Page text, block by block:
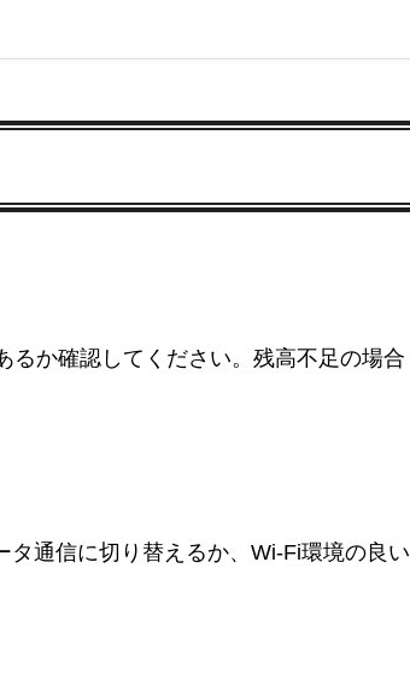
るか確認してください。残高不足の場合
通信に切り替えるか、Wi-Fi環境の良い